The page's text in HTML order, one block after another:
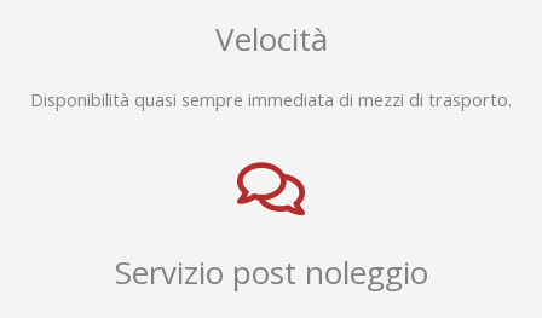
Velocità
Disponibilità quasi sempre immediata di mezzi di trasporto.
Servizio post noleggio